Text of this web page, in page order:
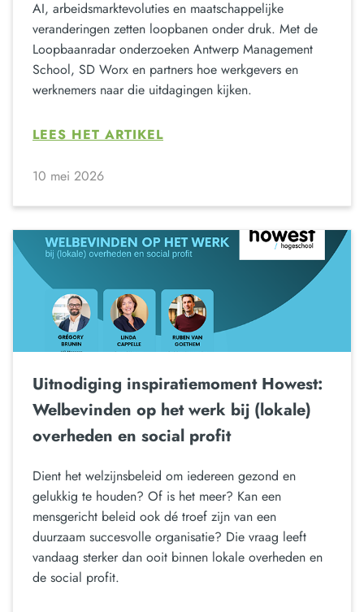
AI, arbeidsmarktevoluties en maatschappelijke
veranderingen zetten loopbanen onder druk. Met de
Loopbaanradar onderzoeken Antwerp Management
School, SD Worx en partners hoe werkgevers en
werknemers naar die uitdagingen kijken.
LEES HET ARTIKEL
10 mei 2026
Uitnodiging inspiratiemoment Howest:
Welbevinden op het werk bij (lokale)
overheden en social profit
Dient het welzijnsbeleid om iedereen gezond en
gelukkig te houden? Of is het meer? Kan een
mensgericht beleid ook dé troef zijn van een
duurzaam succesvolle organisatie? Die vraag leeft
vandaag sterker dan ooit binnen lokale overheden en
de social profit.